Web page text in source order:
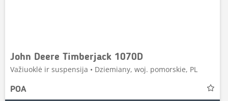
John Deere Timberjack 1070D
Važiuoklė ir suspensija • Dziemiany, woj. pomorskie, PL
POA